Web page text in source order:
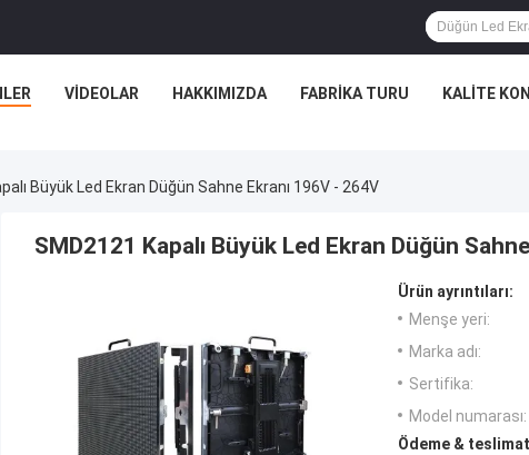
VIDEOLAR HAKKIMIZDA FABRIKA TURU KALITE
Büyük Led Ekran Düğün Sahne Ekranı 196V - 264V
SMD2121 Kapalı Büyük Led Ekran Düğün
Ürün ayrıntıları:
Menşe yeri:
Marka adı:
Sertifika:
Model numarası:
Ödeme &